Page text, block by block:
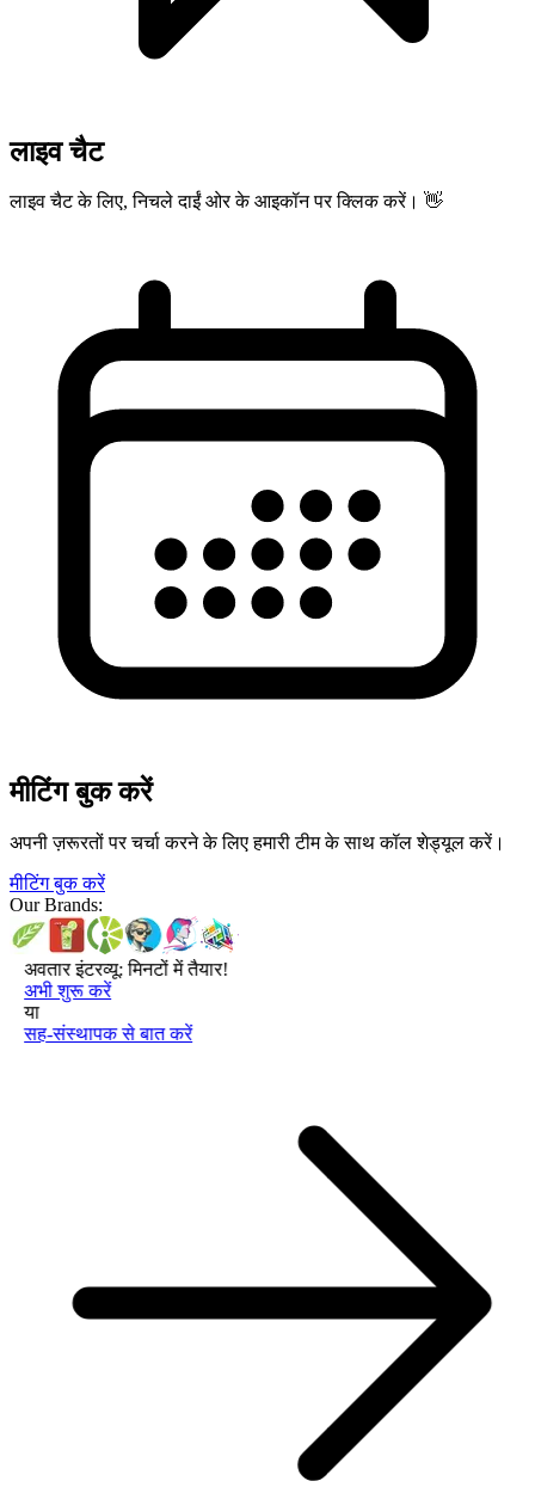
लाइव चैट
लाइव चैट के लिए, निचले दाईं ओर के आइकॉन पर क्लिक करें। 👋
मीटिंग बुक करें
अपनी ज़रूरतों पर चर्चा करने के लिए हमारी टीम के साथ कॉल शेड्यूल करें।
मीटिंग बुक करें
Our Brands:
अवतार इंटरव्यू: मिनटों में तैयार!
अभी शुरू करें
या
सह-संस्थापक से बात करें